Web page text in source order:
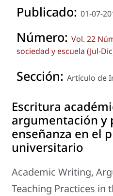
Publicado: 01-07-
Número: Vol. 22
sociedad y escuela (Jul-
Sección: Artículo de
Escritura
argumentación y
enseñanza en el
universitario
Academic Writing,
Teaching Practices in